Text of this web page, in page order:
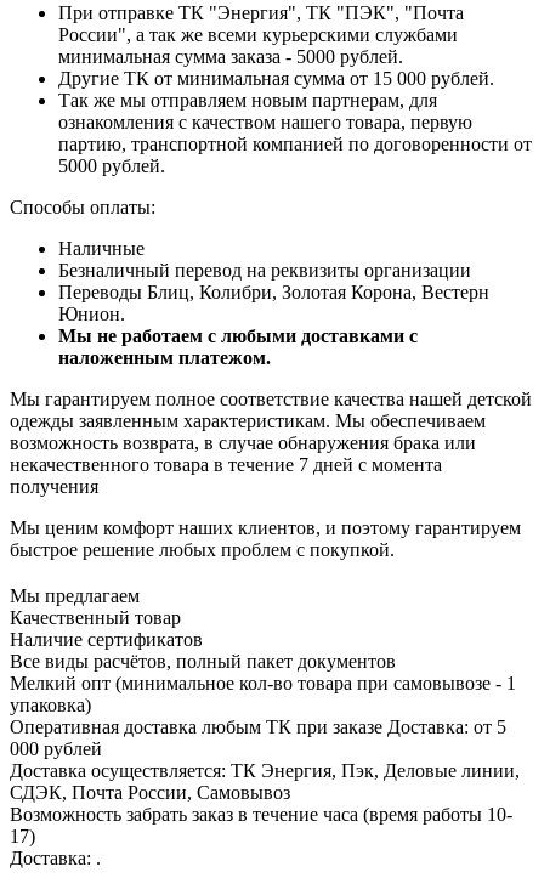
При отправке ТК "Энергия", ТК "ПЭК", "Почта
России", а так же всеми курьерскими службами
минимальная сумма заказа - 5000 рублей.
Другие ТК от минимальная сумма от 15 000 рублей.
Так же мы отправляем новым партнерам, для
ознакомления с качеством нашего товара, первую
партию, транспортной компанией по договоренности от
5000 рублей.
Способы оплаты:
Наличные
Безналичный перевод на реквизиты организации
Переводы Блиц, Колибри, Золотая Корона, Вестерн
Юнион.
Мы не работаем с любыми доставками с
наложенным платежом.
Мы гарантируем полное соответствие качества нашей детской
одежды заявленным характеристикам. Мы обеспечиваем
возможность возврата, в случае обнаружения брака или
некачественного товара в течение 7 дней с момента
получения
Мы ценим комфорт наших клиентов, и поэтому гарантируем
быстрое решение любых проблем с покупкой.
Мы предлагаем
Качественный товар
Наличие сертификатов
Все виды расчётов, полный пакет документов
Мелкий опт (минимальное кол-во товара при самовывозе - 1
упаковка)
Оперативная доставка любым ТК при заказе Доставка: от 5
000 рублей
Доставка осуществляется: ТК Энергия, Пэк, Деловые линии,
СДЭК, Почта России, Самовывоз
Возможность забрать заказ в течение часа (время работы 10-
17)
Доставка: .